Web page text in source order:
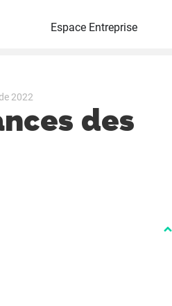
Espace Entreprise
2022
des